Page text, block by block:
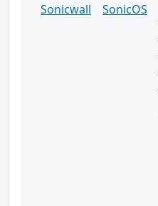
Sonicwall SonicOS